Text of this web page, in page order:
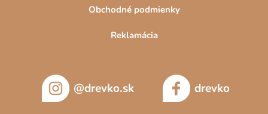
Obchodné podmienky
Reklamácia
@drevko.sk drevko